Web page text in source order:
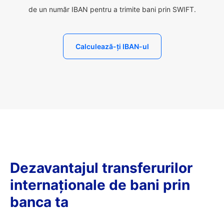
de un număr IBAN pentru a trimite bani prin SWIFT.
Calculează-ți IBAN-ul
Dezavantajul transferurilor
internaționale de bani prin
banca ta